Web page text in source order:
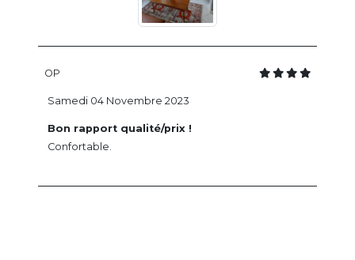
OP
Bon rapport qualité/prix !
Confortable.
Samedi 04 Novembre 2023